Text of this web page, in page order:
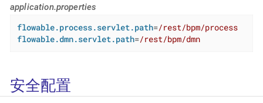
application.properties
flowable.process.servlet.path=/rest/bpm/process
flowable.dmn.servlet.path=/rest/bpm/dmn
安全配置